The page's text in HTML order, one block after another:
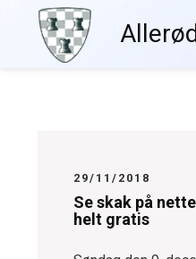
29/11/2018
Se skak på
helt gratis